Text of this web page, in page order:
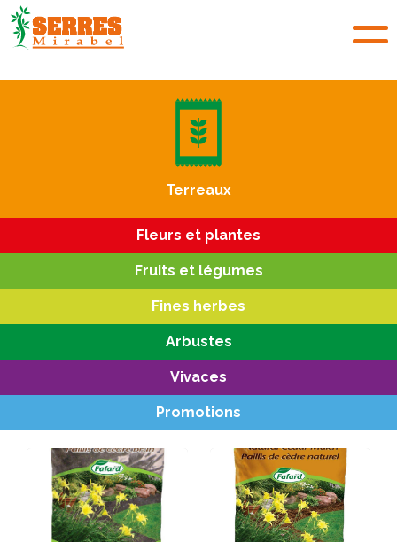
Terreaux
Fleurs et plantes
Fruits et légumes
Fines herbes
Arbustes
Vivaces
Promotions